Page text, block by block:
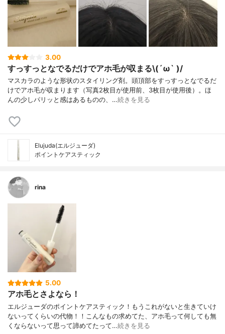
3.00
すっすっとなでるだけでアホ毛が収まる\(´ω` )/
マスカラのような形状のスタイリング剤。頭頂部をすっすっとなでるだ
けでアホ毛が収まります（写真2枚目が使用前、3枚目が使用後）。ほ
んの少しパリッと感はあるものの、…続きを見る
Elujuda(エルジューダ)
ポイントケアスティック
rina
5.00
アホ毛とさよなら！
エルジューダのポイントケアスティック！もうこれがないと生きていけ
ないってくらいの代物！！こんなもの求めてた、アホ毛って何しても無
くならないって思って諦めてたって…続きを見る